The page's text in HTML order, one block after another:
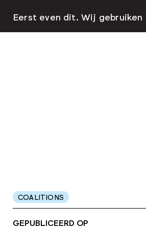
COALITIONS
GEPUBLICEERD OP
Eerst even dit. Wij